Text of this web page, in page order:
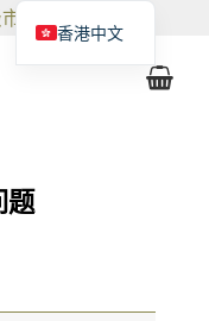
場和咖啡館
题
香港中文